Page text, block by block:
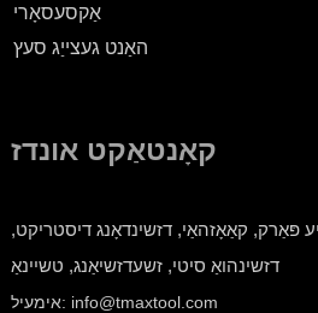
אַקסעסאָרי
האַנט געצייַג סעץ
קאָנטאַקט אונדז
טעכנאָלאָגיע פּאַרק, קאַאָזהאַי, דזשינדאָנג דיסטריקט,
דזשינהואַ סיטי, זשעדזשיאַנג, טשיינאַ
אימעיל: info@tmaxtool.com